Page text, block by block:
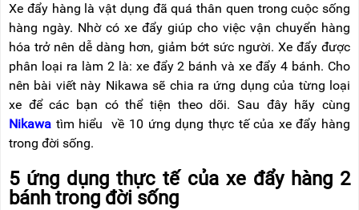
GIỚI
THIỆU
ĐẠI
LÝ
BẢO
HÀNH
HỆ
THANG
NHÔM
CÔNG
NGHIỆP
THANG
NHÔM
GIÀN
GIÁO
VÁN
RẢNH
TAY
Xe đẩy hàng là vật dụng đã quá thân quen trong cuộc sống
hàng ngày. Nhờ có xe đẩy giúp cho việc vận chuyển hàng
hóa trở nên dễ dàng hơn, giảm bớt sức người. Xe đẩy được
phân loại ra làm 2 là: xe đẩy 2 bánh và xe đẩy 4 bánh. Cho
nên bài viết này Nikawa sẽ chia ra ứng dụng của từng loại
xe để các bạn có thể tiện theo dõi. Sau đây hãy cùng
Nikawa tìm hiểu về 10 ứng dụng thực tế của xe đẩy hàng
trong đời sống.
5 ứng dụng thực tế của xe đẩy hàng 2
bánh trong đời sống